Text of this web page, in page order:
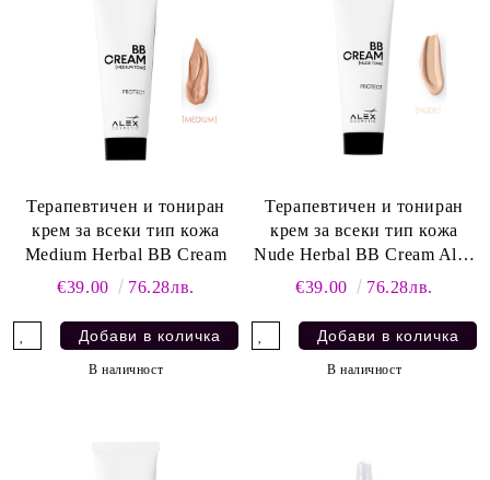
Терапевтичен и тониран
крем за всеки тип кожа
Medium Herbal BB Cream
€39.00
76.28лв.
В наличност
Терапевтичен и тониран
крем за всеки тип кожа
Nude Herbal BB Cream Alex
Cosmetic
€39.00 76.28лв.
В наличност